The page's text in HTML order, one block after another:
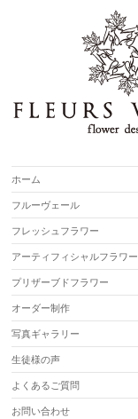
ホーム
フルーヴェール
フレッシュフラワー
アーティフィシャルフラワー
プリザーブドフラワー
オーダー制作
写真ギャラリー
生徒様の声
よくあるご質問
お問い合わせ